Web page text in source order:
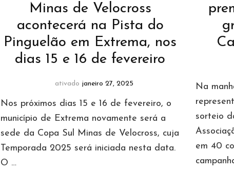
Minas de Velocross
acontecerá na Pista do
Pinguelão em Extrema, nos
dias 15 e 16 de fevereiro
ativado janeiro 27, 2025
Nos próximos dias 15 e 16 de fevereiro, o
município de Extrema novamente será a
sede da Copa Sul Minas de Velocross, cuja
Temporada 2025 será iniciada nesta data.
O …
Na
sorteio
em 40